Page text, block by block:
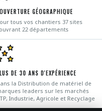
GÉOGRAPHIQUE
tous vos chantiers 37 sites
22 départements
DE 30 ANS D'EXPÉRIENCE
la Distribution de matériel de
leaders sur les marchés
Industrie, Agricole et Recyclage